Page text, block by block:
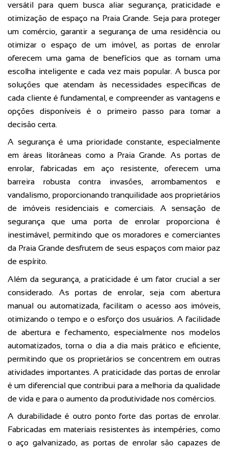
versátil para quem busca aliar segurança, praticidade e
otimização de espaço na Praia Grande. Seja para proteger
um comércio, garantir a segurança de uma residência ou
otimizar o espaço de um imóvel, as portas de enrolar
oferecem uma gama de benefícios que as tornam uma
escolha inteligente e cada vez mais popular. A busca por
soluções que atendam às necessidades específicas de
cada cliente é fundamental, e compreender as vantagens e
opções disponíveis é o primeiro passo para tomar a
decisão certa.
A segurança é uma prioridade constante, especialmente
em áreas litorâneas como a Praia Grande. As portas de
enrolar, fabricadas em aço resistente, oferecem uma
barreira robusta contra invasões, arrombamentos e
vandalismo, proporcionando tranquilidade aos proprietários
de imóveis residenciais e comerciais. A sensação de
segurança que uma porta de enrolar proporciona é
inestimável, permitindo que os moradores e comerciantes
da Praia Grande desfrutem de seus espaços com maior paz
de espírito.
Além da segurança, a praticidade é um fator crucial a ser
considerado. As portas de enrolar, seja com abertura
manual ou automatizada, facilitam o acesso aos imóveis,
otimizando o tempo e o esforço dos usuários. A facilidade
de abertura e fechamento, especialmente nos modelos
automatizados, torna o dia a dia mais prático e eficiente,
permitindo que os proprietários se concentrem em outras
atividades importantes. A praticidade das portas de enrolar
é um diferencial que contribui para a melhoria da qualidade
de vida e para o aumento da produtividade nos comércios.
A durabilidade é outro ponto forte das portas de enrolar.
Fabricadas em materiais resistentes às intempéries, como
o aço galvanizado, as portas de enrolar são capazes de